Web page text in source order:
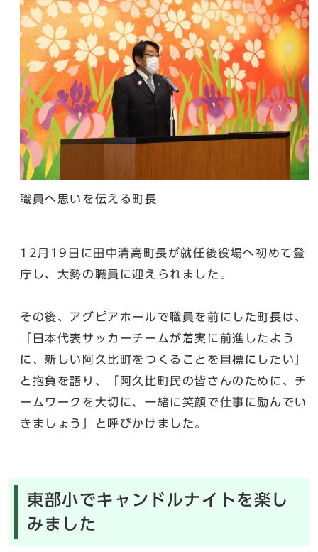
職員へ思いを伝える町長
12月19日に田中清高町長が就任後役場へ初めて登
庁し、大勢の職員に迎えられました。
その後、アグピアホールで職員を前にした町長は、
「日本代表サッカーチームが着実に前進したよう
に、新しい阿久比町をつくることを目標にしたい」
と抱負を語り、「阿久比町民の皆さんのために、チ
ームワークを大切に、一緒に笑顔で仕事に励んでい
きましょう」と呼びかけました。
東部小でキャンドルナイトを楽し
みました